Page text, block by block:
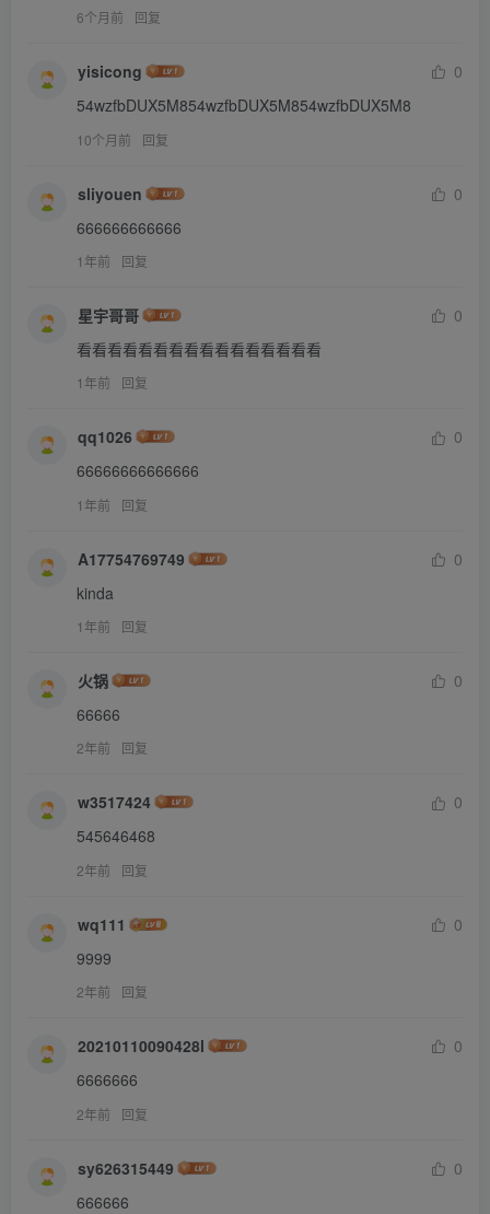
6个月前 回复
yisicong
0
54wzfbDUX5M854wzfbDUX5M854wzfbDUX5M8
10个月前 回复
sliyouen
0
666666666666
1年前 回复
星宇哥哥
0
看看看看看看看看看看看看看看看看
1年前 回复
qq1026
0
66666666666666
1年前 回复
A17754769749
0
kinda
1年前 回复
火锅
0
66666
2年前 回复
w3517424
0
545646468
2年前 回复
wq111
0
9999
2年前 回复
20210110090428l
0
6666666
2年前 回复
sy626315449
0
666666